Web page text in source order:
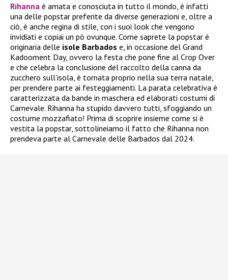
Rihanna è amata e conosciuta in tutto il mondo, è infatti
una delle popstar preferite da diverse generazioni e, oltre a
ciò, è anche regina di stile, con i suoi look che vengono
invidiati e copiai un pò ovunque. Come saprete la popstar è
originaria delle isole Barbados e, in occasione del Grand
Kadooment Day, ovvero la festa che pone fine al Crop Over
e che celebra la conclusione del raccolto della canna da
zucchero sull’isola, è tornata proprio nella sua terra natale,
per prendere parte ai festeggiamenti. La parata celebrativa è
caratterizzata da bande in maschera ed elaborati costumi di
Carnevale. Rihanna ha stupido davvero tutti, sfoggiando un
costume mozzafiato! Prima di scoprire insieme come si è
vestita la popstar, sottolineiamo il fatto che Rihanna non
prendeva parte al Carnevale delle Barbados dal 2024.